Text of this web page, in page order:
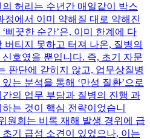
허리는 수년간 매일같이 박스
정에서 이미 약해질 대로 약해진
삐끗한 순간’은, 이미 한계에 다
버티지 못하고 터져 나온, 질병의
호였을 뿐입니다. 즉, 초기 자문
판단에 갇히지 않고, 업무상질병
는 분석을 통해 ‘만성 질환’으로
의 업무 부담과 질병의 진행 과
는 것이 핵심 전략이었습니
원회는 비록 재해 발생 경위에 급
기 급성 소견이 있었으나, 이는